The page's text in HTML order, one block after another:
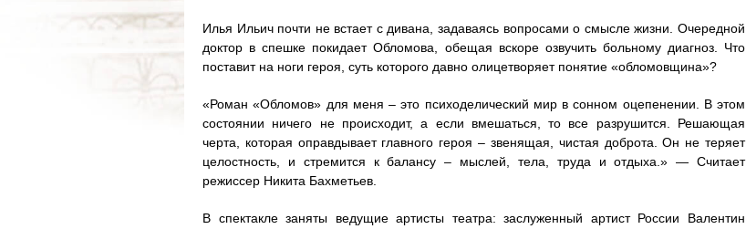
Илья Ильич почти не встает с дивана, задаваясь вопросами о смысле жизни. Очередной
доктор в спешке покидает Обломова, обещая вскоре озвучить больному диагноз. Что
поставит на ноги героя, суть которого давно олицетворяет понятие «обломовщина»?
«Роман «Обломов» для меня – это психоделический мир в сонном оцепенении. В этом
состоянии ничего не происходит, а если вмешаться, то все разрушится. Решающая
черта, которая оправдывает главного героя – звенящая, чистая доброта. Он не теряет
целостность, и стремится к балансу – мыслей, тела, труда и отдыха.» — Считает
режиссер Никита Бахметьев.
В спектакле заняты ведущие артисты театра: заслуженный артист России Валентин